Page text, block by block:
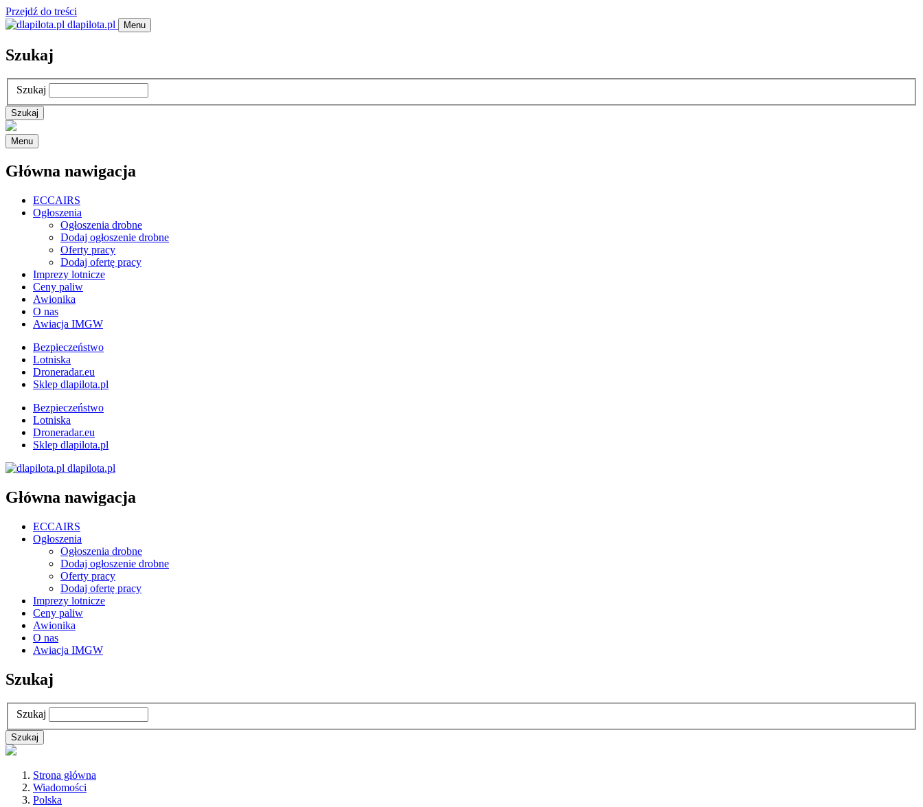
Przejdź do treści
dlapilota.pl
Menu
Szukaj
Szukaj
Menu
Główna nawigacja
ECCAIRS
Ogłoszenia
Ogłoszenia drobne
Dodaj ogłoszenie drobne
Oferty pracy
Dodaj ofertę pracy
Imprezy lotnicze
Ceny paliw
Awionika
O nas
Awiacja IMGW
Bezpieczeństwo
Lotniska
Droneradar.eu
Sklep dlapilota.pl
Bezpieczeństwo
Lotniska
Droneradar.eu
Sklep dlapilota.pl
dlapilota.pl
Główna nawigacja
ECCAIRS
Ogłoszenia
Ogłoszenia drobne
Dodaj ogłoszenie drobne
Oferty pracy
Dodaj ofertę pracy
Imprezy lotnicze
Ceny paliw
Awionika
O nas
Awiacja IMGW
Szukaj
Szukaj
Strona główna
Wiadomości
Polska